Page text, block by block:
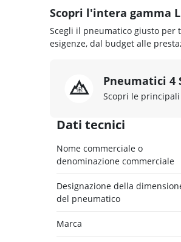
Scopri l'intera gamma
Scegli il pneumatico giusto per
esigenze, dal budget alle
Pneumatici 4
Scopri le
Dati tecnici
Nome commerciale o
denominazione commerciale
Designazione della
del pneumatico
Marca